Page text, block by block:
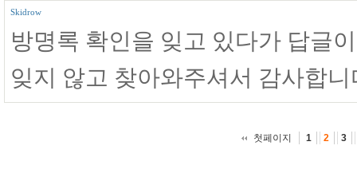
Skidrow
방명록 확인을 잊고 있다가 답글
잊지 않고 찾아와주셔서 감사합니
첫페이지 1 2 3